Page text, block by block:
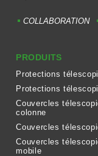
COLLABORATION
PRODUITS
Protections
Protections
Couvercles
colonne
Couvercles
Couvercles
mobile